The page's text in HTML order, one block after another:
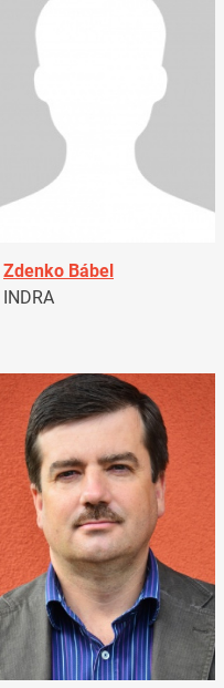
Zdenko Bábel
INDRA